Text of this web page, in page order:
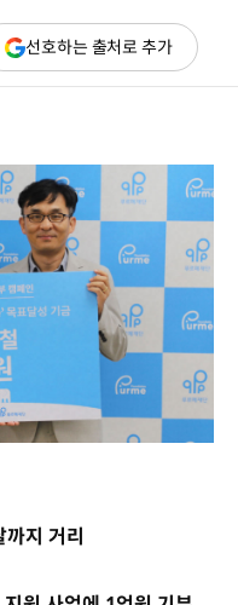
선호하는 출처로 추가(새
창
지 거리